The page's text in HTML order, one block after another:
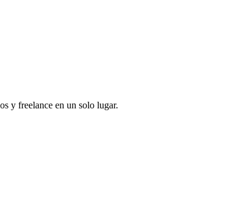
y freelance en un solo lugar.